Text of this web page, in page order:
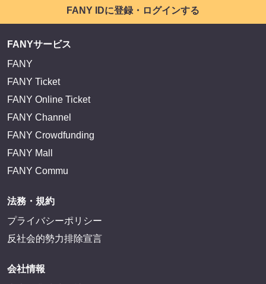
FANY IDに登録・ログインする
FANYサービス
FANY
FANY Ticket
FANY Online Ticket
FANY Channel
FANY Crowdfunding
FANY Mall
FANY Commu
法務・規約
プライバシーポリシー
反社会的勢力排除宣言
会社情報